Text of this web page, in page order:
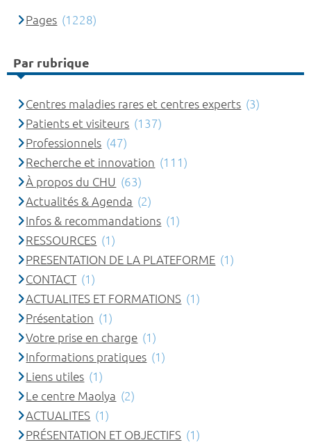
Pages (1228)
Par rubrique
Centres maladies rares et centres experts (3)
Patients et visiteurs (137)
Professionnels (47)
Recherche et innovation (111)
À propos du CHU (63)
Actualités & Agenda (2)
Infos & recommandations (1)
RESSOURCES (1)
PRESENTATION DE LA PLATEFORME (1)
CONTACT (1)
ACTUALITES ET FORMATIONS (1)
Présentation (1)
Votre prise en charge (1)
Informations pratiques (1)
Liens utiles (1)
Le centre Maolya (2)
ACTUALITES (1)
PRÉSENTATION ET OBJECTIFS (1)